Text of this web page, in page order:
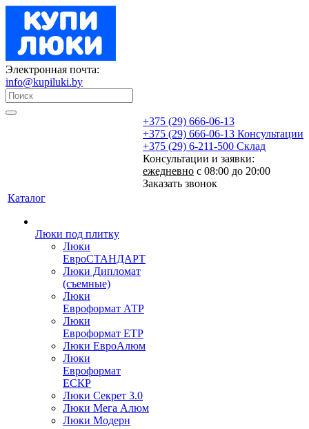
Электронная почта:
info@kupiluki.by
+375 (29) 666-06-13
+375 (29) 666-06-13 Консультации
+375 (29) 6-211-500 Склад
Консультации и заявки:
ежедневно с 08:00 до 20:00
Заказать звонок
Каталог
Люки под плитку
Люки
ЕвроСТАНДАРТ
Люки Дипломат
(съемные)
Люки
Евроформат АТР
Люки
Евроформат ЕТР
Люки ЕвроАлюм
Люки
Евроформат
ЕСКР
Люки Секрет 3.0
Люки Мега Алюм
Люки Модерн